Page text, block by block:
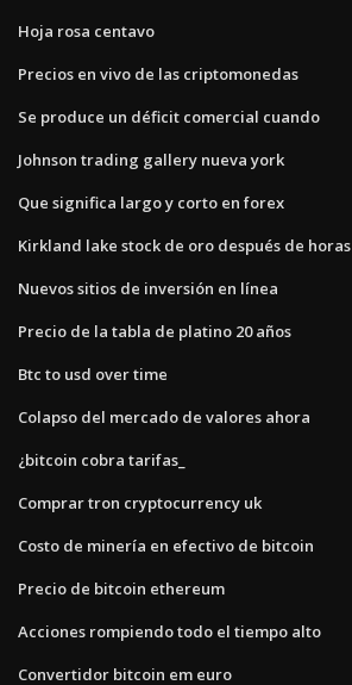
Hoja rosa centavo
Precios en vivo de las criptomonedas
Se produce un déficit comercial cuando
Johnson trading gallery nueva york
Que significa largo y corto en forex
Kirkland lake stock de oro después de horas
Nuevos sitios de inversión en línea
Precio de la tabla de platino 20 años
Btc to usd over time
Colapso del mercado de valores ahora
¿bitcoin cobra tarifas_
Comprar tron ​​cryptocurrency uk
Costo de minería en efectivo de bitcoin
Precio de bitcoin ethereum
Acciones rompiendo todo el tiempo alto
Convertidor bitcoin em euro